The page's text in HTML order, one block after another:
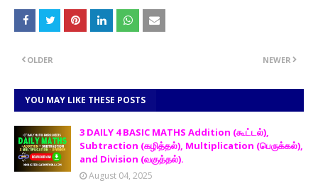
NEWER
OLDER
YOU MAY LIKE THESE POSTS
3 DAILY 4 BASIC MATHS Addition (கூட்டல்),
Subtraction (கழித்தல்), Multiplication (பெருக்கல்),
and Division (வகுத்தல்).
August 04, 2025